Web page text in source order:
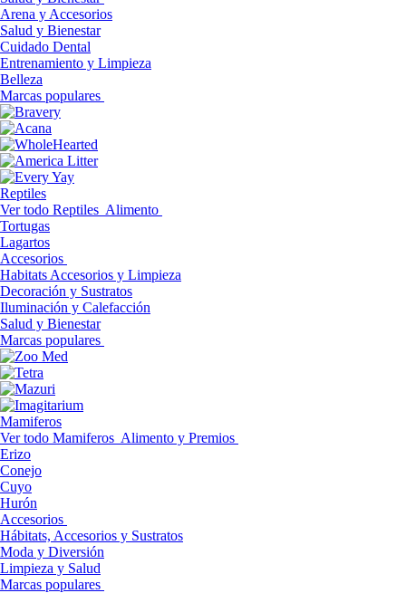
Arena y Accesorios
Salud y Bienestar
Cuidado Dental
Entrenamiento y Limpieza
Belleza
Marcas populares
Reptiles
Ver todo Reptiles Alimento
Tortugas
Lagartos
Accesorios
Habitats Accesorios y Limpieza
Decoración y Sustratos
Iluminación y Calefacción
Salud y Bienestar
Marcas populares
Mamiferos
Ver todo Mamiferos Alimento y Premios
Erizo
Conejo
Cuyo
Hurón
Accesorios
Hábitats, Accesorios y Sustratos
Moda y Diversión
Limpieza y Salud
Marcas populares